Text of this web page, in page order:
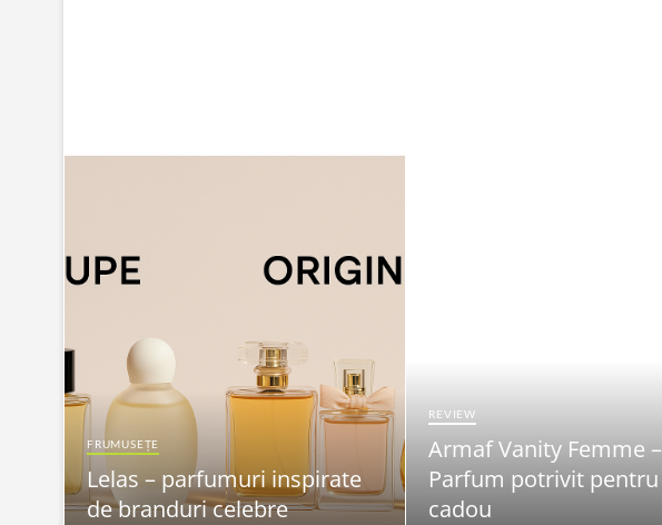
FRUMUSEȚE
Lelas – parfumuri inspirate
de branduri celebre
REVIEW
Armaf Vanity Femme –
Parfum potrivit pentru
cadou